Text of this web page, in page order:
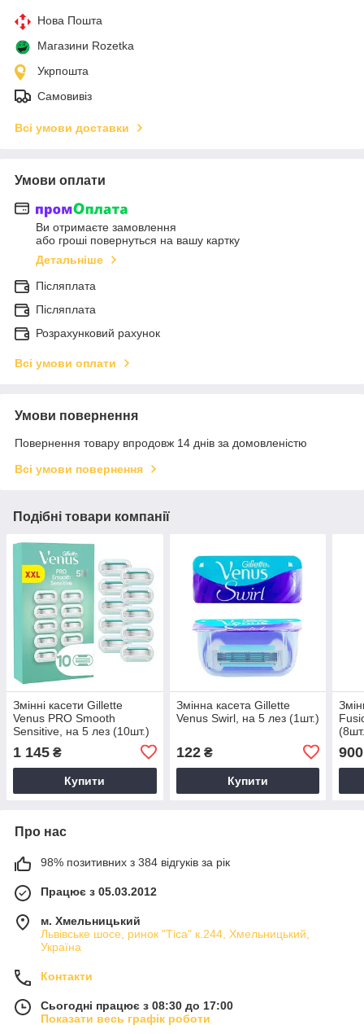
Нова Пошта
Магазини Rozetka
Укрпошта
Самовивіз
Всі умови доставки
Умови оплати
Ви отримаєте замовлення
або гроші повернуться на вашу картку
Детальніше
Післяплата
Післяплата
Розрахунковий рахунок
Всі умови оплати
Умови повернення
Повернення товару впродовж 14 днів за домовленістю
Всі умови повернення
Подібні товари компанії
Змінні касети Gillette
Venus PRO Smooth
Sensitive, на 5 лез (10шт.)
1 145 ₴
Купити
Змінна касета Gillette
Venus Swirl, на 5 лез (1шт.)
122₴
Купити
900
Про нас
98% позитивних з 384 відгуків за рік
Працює з 05.03.2012
м. Хмельницький
Львівське шосе, ринок "Тіса" к.244, Хмельницький,
Україна
Контакти
Сьогодні працює з 08:30 до 17:00
Показати весь графік роботи